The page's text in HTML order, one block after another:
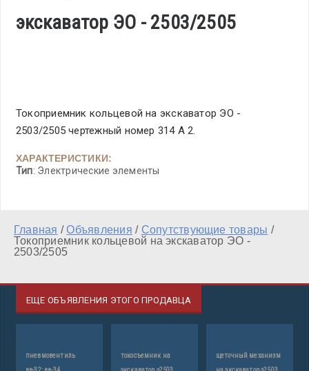
экскаватор ЭО - 2503/2505
Токоприемник кольцевой на экскаватор ЭО -
2503/2505 чертежный номер 314 А 2.
ХАРАКТЕРИСТИКИ:
Тип: Электрические элементы
Главная / Объявления / Сопутствующие товары /
Токоприемник кольцевой на экскаватор ЭО -
2503/2505
ЕЩЕ ОБЪЯВЛЕНИЯ ЭТОГО ПРОДАВЦА
пневмовентиль
токосъемник на
щеточный механизм